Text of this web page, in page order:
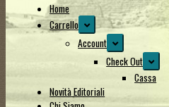
Home
Carrello Espandi
il
menu
child
Account Espandi
il
menu
child
Check Out Espandi
il
child
Cassa
Novità Editoriali